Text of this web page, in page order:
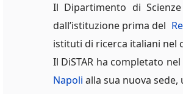
Il Dipartimento di
dall’istituzione prima del
istituti di ricerca italiani nel
Il DiSTAR ha completato
Napoli alla sua nuova sede,